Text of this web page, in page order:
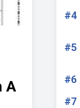
A
#4
#5
#6
#7